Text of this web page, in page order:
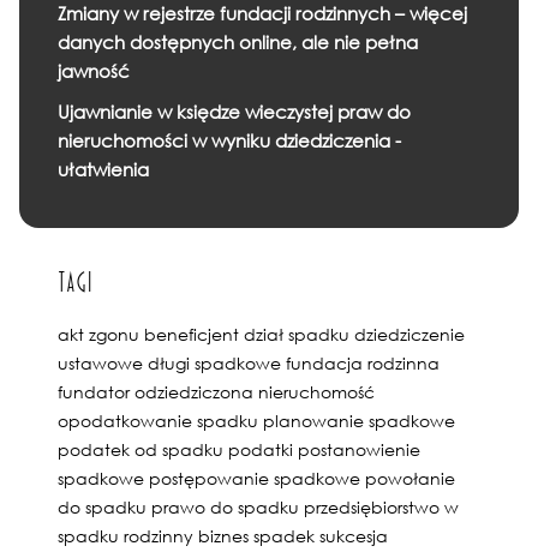
Zmiany w rejestrze fundacji rodzinnych – więcej
danych dostępnych online, ale nie pełna
jawność
Ujawnianie w księdze wieczystej praw do
nieruchomości w wyniku dziedziczenia -
ułatwienia
Tagi
akt zgonu beneficjent dział spadku dziedziczenie
ustawowe długi spadkowe fundacja rodzinna
fundator odziedziczona nieruchomość
opodatkowanie spadku planowanie spadkowe
podatek od spadku podatki postanowienie
spadkowe postępowanie spadkowe powołanie
do spadku prawo do spadku przedsiębiorstwo w
spadku rodzinny biznes spadek sukcesja